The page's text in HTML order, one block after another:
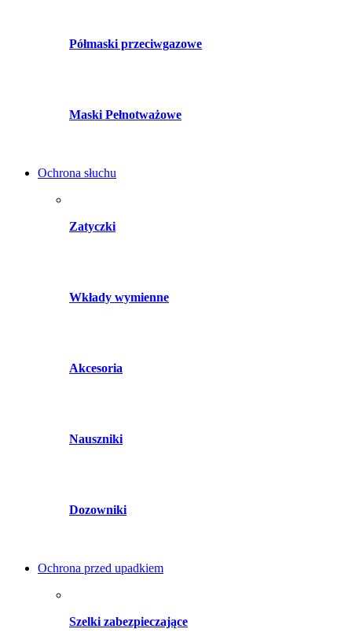
Półmaski przeciwgazowe
Maski Pełnotważowe
Ochrona słuchu
Zatyczki
Wkłady wymienne
Akcesoria
Nauszniki
Dozowniki
Ochrona przed upadkiem
Szelki zabezpieczające